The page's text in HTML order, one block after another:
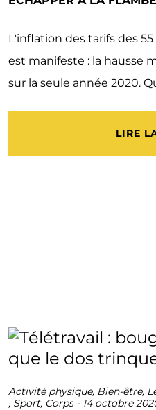
L'inflation des tarifs des
est manifeste : la hausse
sur la seule année 2020.
LIRE
Activité physique, Bien-être,
, Sport, Corps- 14 octobre